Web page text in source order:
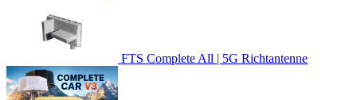
FTS Complete All | 5G Richtantenne